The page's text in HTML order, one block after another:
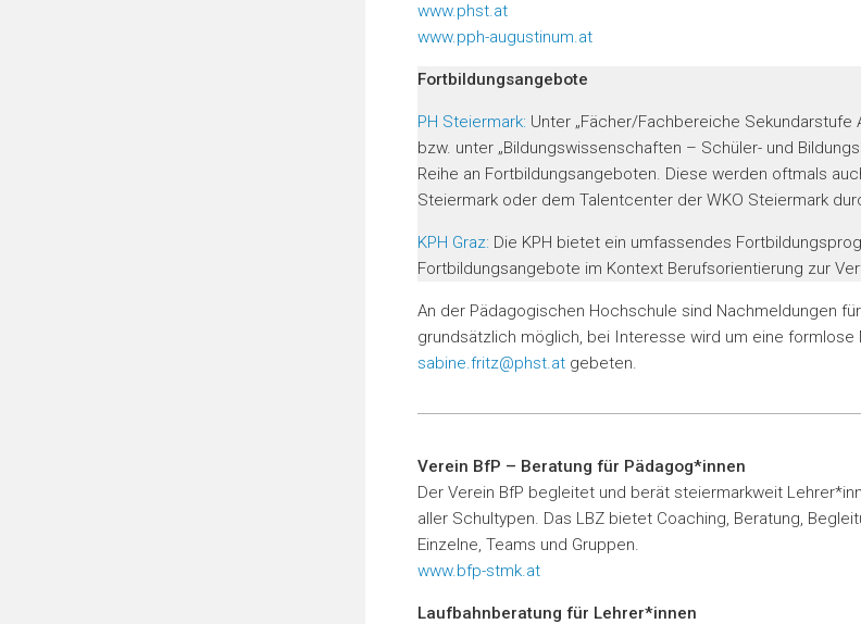
www.phst.at
www.pph-augustinum.at
Fortbildungsangebote
PH Steiermark: Unter „Fächer/Fachbereiche Sekundarstufe
bzw. unter „Bildungswissenschaften – Schüler- und
Reihe an Fortbildungsangeboten. Diese werden oftmals
Steiermark oder dem Talentcenter der WKO Steiermark
KPH Graz: Die KPH bietet ein umfassendes
Fortbildungsangebote im Kontext Berufsorientierung zur
An der Pädagogischen Hochschule sind Nachmeldungen
grundsätzlich möglich, bei Interesse wird um eine formlose
sabine.fritz@phst.at gebeten.
Verein BfP – Beratung für Pädagog*innen
Der Verein BfP begleitet und berät steiermarkweit
aller Schultypen. Das LBZ bietet Coaching, Beratung,
Einzelne, Teams und Gruppen.
www.bfp-stmk.at
Laufbahnberatung für Lehrer*innen